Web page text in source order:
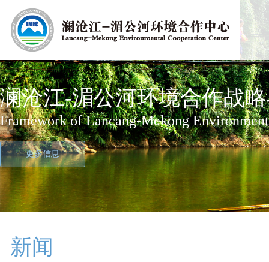
绿色澜湄计划
Green Lancang-Mekong Initiative
更多信息
澜沧江-湄公河环境合作战
Framework of Lancang-Mekong
更多信息
澜沧江-湄公河环境合作战略
Lancang-Mekong Environmental
更多信息
新闻